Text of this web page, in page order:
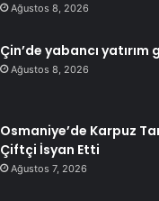
Ağustos 8, 2026
Çin’de yabancı
Ağustos 8, 2026
Osmaniye’de Karpuz
Çiftçi İsyan Etti
Ağustos 7, 2026